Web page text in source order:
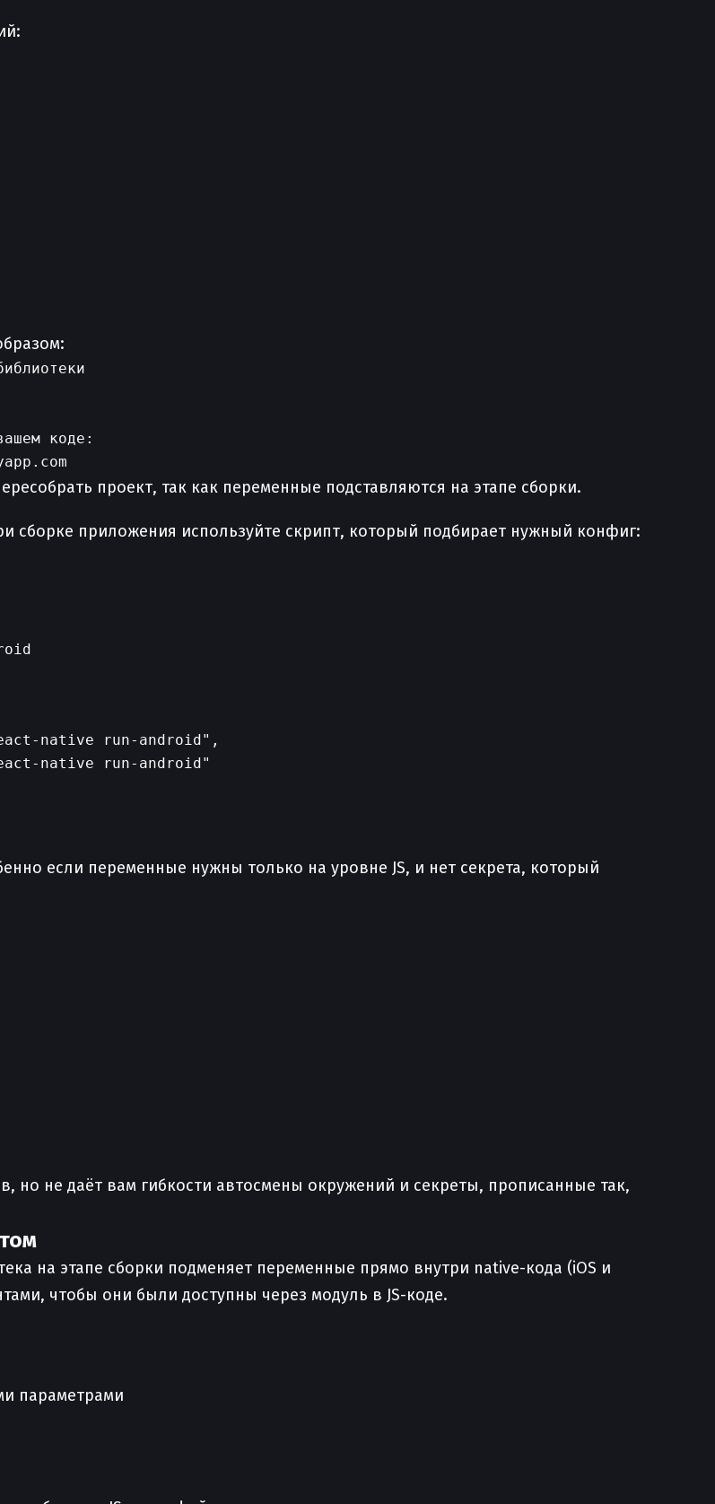
коде:
проект, так как переменные подставляются на этапе сборки.
сборке приложения используйте скрипт, который подбирает нужный конфиг:
native run-android",
native run-android"
если переменные нужны только на уровне JS, и нет секрета, который
но не даёт вам гибкости автосмены окружений и секреты, прописанные так,
на этапе сборки подменяет переменные прямо внутри native-кода (iOS и
чтобы они были доступны через модуль в JS-коде.
параметрами